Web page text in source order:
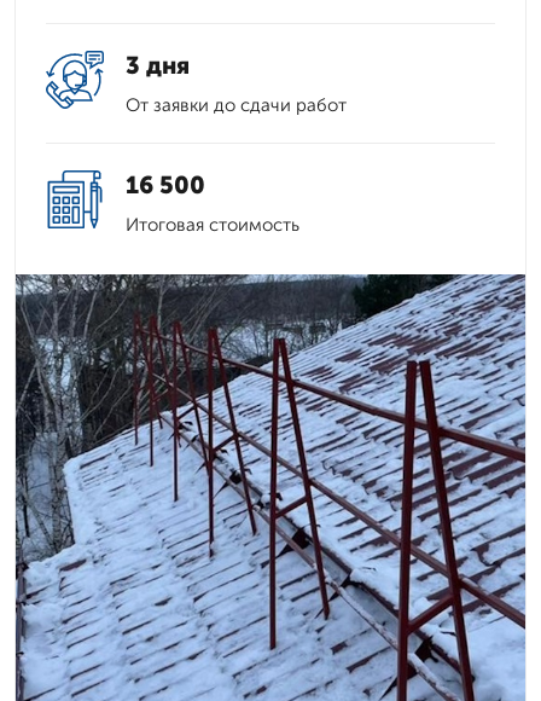
3 дня
От заявки до сдачи работ
16 500
Итоговая стоимость